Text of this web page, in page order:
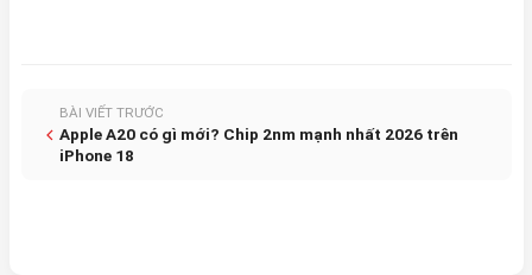
BÀI VIẾT TRƯỚC
Apple A20 có gì mới? Chip 2nm mạnh nhất 2026 trên
iPhone 18